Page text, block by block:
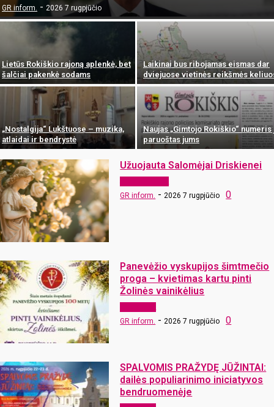
GR inform. - 2026 7 rugpjūčio
Lietūs Rokiškio rajoną aplenkė, bet
šalčiai pakenkė sodams
Laikinai bus ribojamas eismas dar
dviejuose vietinės reikšmės
„Nostalgija“ Lukštuose – muzika,
atlaidai ir bendrystė
Naujas „Gimtojo Rokiškio“ numeris
paruoštas jums
Užuojauta Salomėjai Driskienei
GR inform. - 2026 7 rugpjūčio 0
Panevėžio vyskupijos šimtmečio
proga – kvietimas kartu pinti
Žolinės vainikėlius
GR inform. - 2026 7 rugpjūčio 0
SPALVOMIS PRAŽYDĘ JŪŽINTAI:
dailės populiarinimo iniciatyvos
bendruomenėje